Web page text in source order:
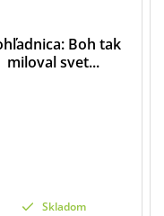
Boh tak
miloval svet...
Skladom